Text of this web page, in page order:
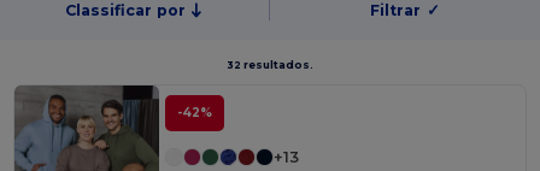
Classificar por Filtrar ✓
32 resultados.
-42%
+13